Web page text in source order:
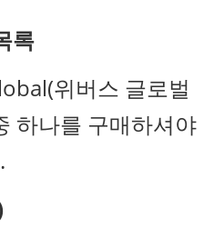
록
위버스 글로벌
하나를 구매하셔야